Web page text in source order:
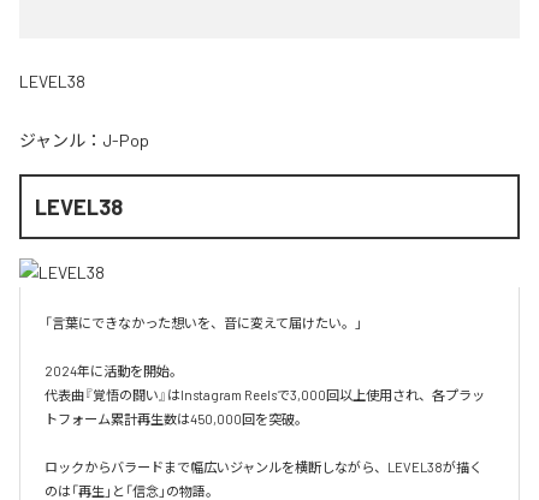
LEVEL38
ジャンル： J-Pop
LEVEL38
「言葉にできなかった想いを、音に変えて届けたい。」
2024年に活動を開始。
代表曲『覚悟の闘い』はInstagram Reelsで3,000回以上使用され、各プラッ
トフォーム累計再生数は450,000回を突破。
ロックからバラードまで幅広いジャンルを横断しながら、LEVEL38が描く
のは「再生」と「信念」の物語。